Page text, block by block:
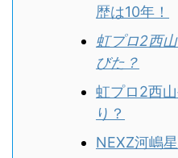
歴は10年！
虹プロ2西
びた？
虹プロ2西
り？
NEXZ河嶋